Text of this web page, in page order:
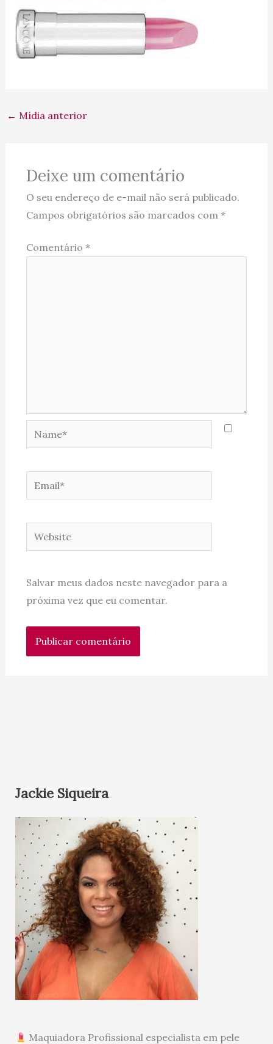
← Mídia anterior
Deixe um comentário
O seu endereço de e-mail não será publicado.
Campos obrigatórios são marcados com *
Comentário *
Name*
Email*
Website
Salvar meus dados neste navegador para a
próxima vez que eu comentar.
Jackie Siqueira
Maquiadora Profissional especialista em pele